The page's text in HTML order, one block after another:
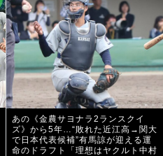
あの《金農サヨナラ2ランスクイ
ズ》から5年…“敗れた近江高→関大
で日本代表候補”有馬諒が迎える運
命のドラフト「理想はヤクルト中村